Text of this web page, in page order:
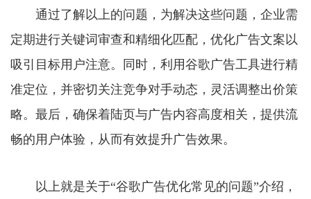
通过了解以上的问题，为解决这些问题，企业需
定期进行关键词审查和精细化匹配，优化广告文案以
吸引目标用户注意。同时，利用谷歌广告工具进行精
准定位，并密切关注竞争对手动态，灵活调整出价策
略。最后，确保着陆页与广告内容高度相关，提供流
畅的用户体验，从而有效提升广告效果。
以上就是关于“谷歌广告优化常见的问题”介绍，